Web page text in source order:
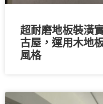
超耐磨地板裝潢
古屋，運用木地
風格